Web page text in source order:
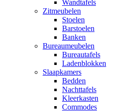
Wandtafels
Zitmeubelen
Stoelen
Barstoelen
Banken
Bureaumeubelen
Bureautafels
Ladenblokken
Slaapkamers
Bedden
Nachttafels
Kleerkasten
Commodes